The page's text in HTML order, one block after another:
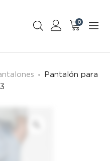
0
Pantalón para